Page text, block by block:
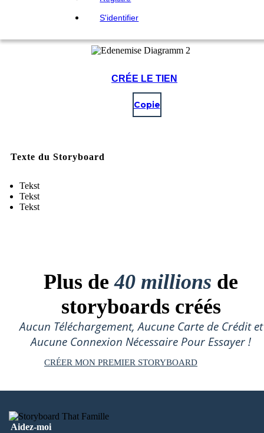
S'identifier
CRÉE LE TIEN
Copie
Texte du Storyboard
Tekst
Tekst
Tekst
Plus de40 millions de
storyboards créés
Aucun Téléchargement, Aucune Carte de Crédit et
Aucune Connexion Nécessaire Pour Essayer !
CRÉER MON PREMIER STORYBOARD
Aidez-moi